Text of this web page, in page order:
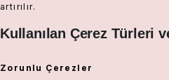
artırılır.
Kullanılan Çerez Türleri
Zorunlu Çerezler